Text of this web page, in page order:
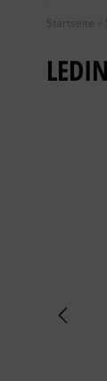
Startseite »